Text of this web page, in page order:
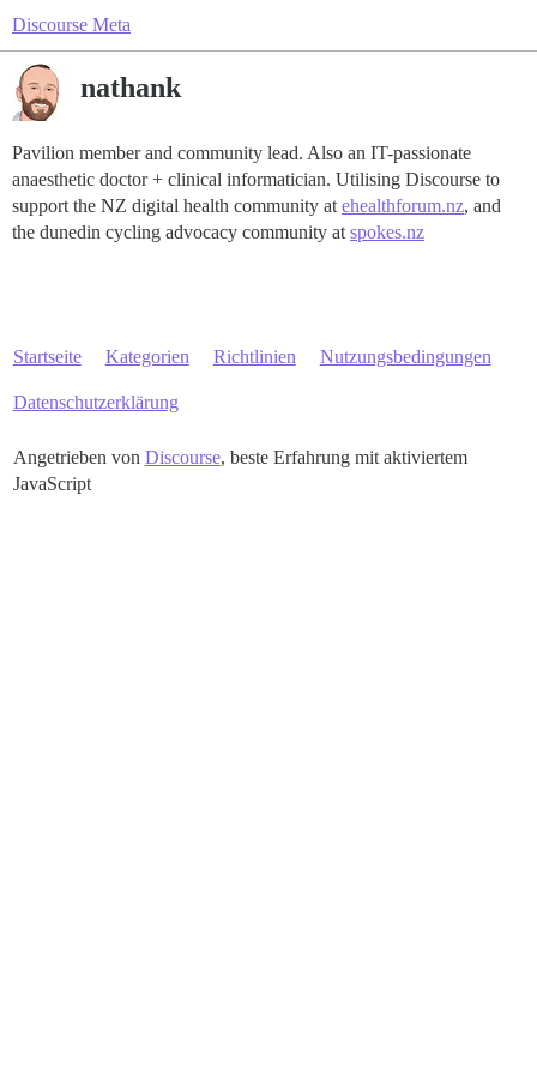
Discourse Meta
nathank
Pavilion member and community lead. Also an IT-passionate
anaesthetic doctor + clinical informatician. Utilising Discourse to
support the NZ digital health community at ehealthforum.nz, and
the dunedin cycling advocacy community at spokes.nz
Startseite Kategorien Richtlinien Nutzungsbedingungen
Datenschutzerklärung
Angetrieben von Discourse, beste Erfahrung mit aktiviertem
JavaScript